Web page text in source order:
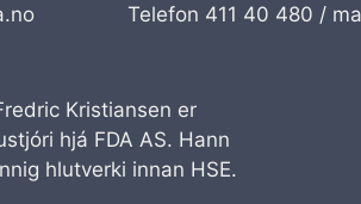
Telefon 411 40 480 /
Kristiansen er
hjá FDA AS. Hann
hlutverki innan HSE.